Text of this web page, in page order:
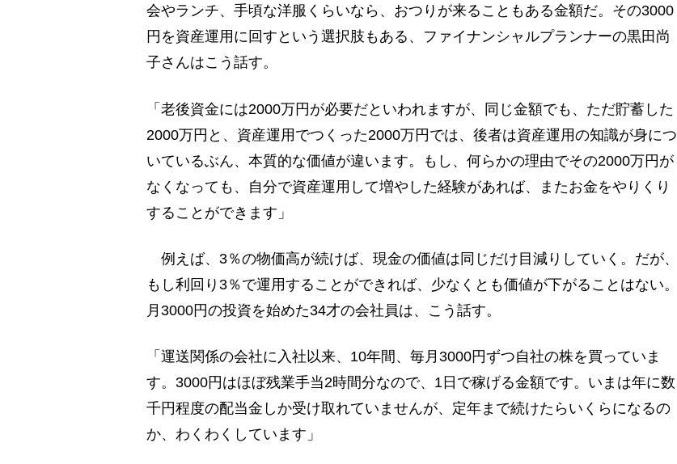
会やランチ、手頃な洋服くらいなら、おつりが来ることもある金額だ。その3000
円を資産運用に回すという選択肢もある、ファイナンシャルプランナーの黒田尚
子さんはこう話す。
「老後資金には2000万円が必要だといわれますが、同じ金額でも、ただ貯蓄した
2000万円と、資産運用でつくった2000万円では、後者は資産運用の知識が身につ
いているぶん、本質的な価値が違います。もし、何らかの理由でその2000万円が
なくなっても、自分で資産運用して増やした経験があれば、またお金をやりくり
することができます」
例えば、3％の物価高が続けば、現金の価値は同じだけ目減りしていく。だが、
もし利回り3％で運用することができれば、少なくとも価値が下がることはない。
月3000円の投資を始めた34才の会社員は、こう話す。
「運送関係の会社に入社以来、10年間、毎月3000円ずつ自社の株を買っていま
す。3000円はほぼ残業手当2時間分なので、1日で稼げる金額です。いまは年に数
千円程度の配当金しか受け取れていませんが、定年まで続けたらいくらになるの
か、わくわくしています」